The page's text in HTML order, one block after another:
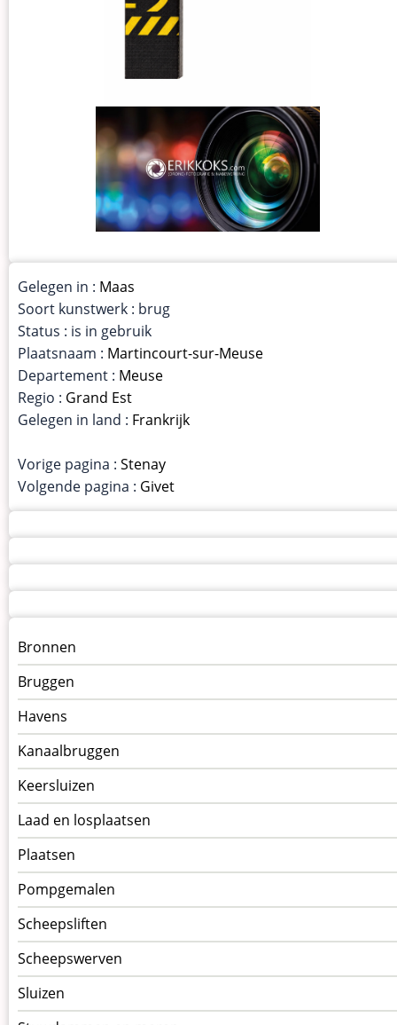
Gelegen in : Maas
Soort kunstwerk : brug
Status : is in gebruik
Plaatsnaam : Martincourt-sur-Meuse
Departement : Meuse
Regio : Grand Est
Gelegen in land : Frankrijk
Vorige pagina : Stenay
Volgende pagina : Givet
Menu
kunstwerken
op
kunstwerkpagina
Bronnen
Bruggen
Havens
Kanaalbruggen
Keersluizen
Laad en losplaatsen
Plaatsen
Pompgemalen
Scheepsliften
Scheepswerven
Sluizen